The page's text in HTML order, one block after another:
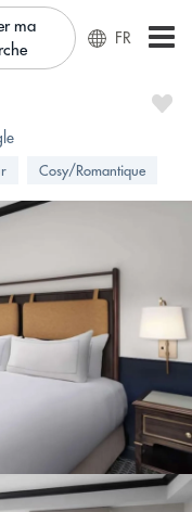
ma
FR
Cosy/Romantique